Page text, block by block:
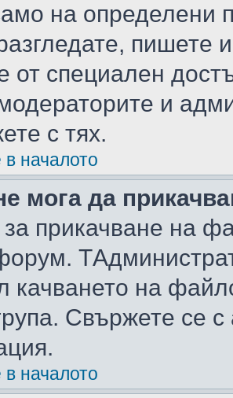
на определени
пишете
от специален
и
с тях.
началото
мога да
прикачване на
качването на
Свържете се
началото